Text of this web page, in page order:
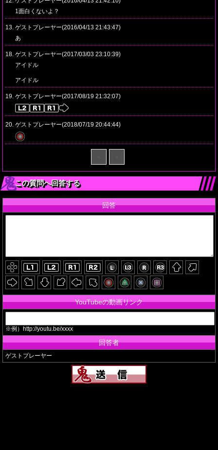
1面白くないよ？
13. ゲストプレーヤー(2016/04/13 21:43:47)
あ
18. ゲストプレーヤー(2017/03/03 23:10:39)
アイドル
アイドル
19. ゲストプレーヤー(2017/08/19 21:32:07)
20. ゲストプレーヤー(2018/07/19 20:44:44)
この質問へ回答する
回答
YouTubeの動画リンク
※例）http://youtu.be/xxxx
回答者
ゲストプレーヤー